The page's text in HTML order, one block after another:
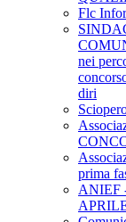
Flc
nei
diri
prima
ANIEF